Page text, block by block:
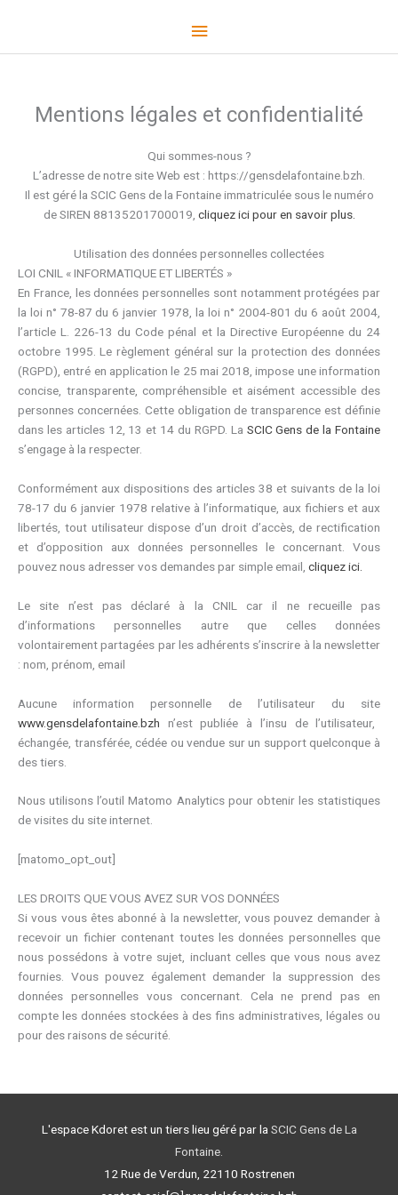
Menu
Mentions légales et confidentialité
Qui sommes-nous ?
L’adresse de notre site Web est : https://gensdelafontaine.bzh.
Il est géré la SCIC Gens de la Fontaine immatriculée sous le numéro
de SIREN 88135201700019, cliquez ici pour en savoir plus.
Utilisation des données personnelles collectées
LOI CNIL « INFORMATIQUE ET LIBERTÉS »
En France, les données personnelles sont notamment protégées par
la loi n° 78-87 du 6 janvier 1978, la loi n° 2004-801 du 6 août 2004,
l’article L. 226-13 du Code pénal et la Directive Européenne du 24
octobre 1995. Le règlement général sur la protection des données
(RGPD), entré en application le 25 mai 2018, impose une information
concise, transparente, compréhensible et aisément accessible des
personnes concernées. Cette obligation de transparence est définie
dans les articles 12, 13 et 14 du RGPD. La SCIC Gens de la Fontaine
s’engage à la respecter.
Conformément aux dispositions des articles 38 et suivants de la loi
78-17 du 6 janvier 1978 relative à l’informatique, aux fichiers et aux
libertés, tout utilisateur dispose d’un droit d’accès, de rectification
et d’opposition aux données personnelles le concernant. Vous
pouvez nous adresser vos demandes par simple email, cliquez ici.
Le site n’est pas déclaré à la CNIL car il ne recueille pas
d’informations personnelles autre que celles données
volontairement partagées par les adhérents s’inscrire à la newsletter
: nom, prénom, email
Aucune information personnelle de l’utilisateur du site
www.gensdelafontaine.bzh n’est publiée à l’insu de l’utilisateur,
échangée, transférée, cédée ou vendue sur un support quelconque à
des tiers.
Nous utilisons l’outil Matomo Analytics pour obtenir les statistiques
de visites du site internet.
[matomo_opt_out]
LES DROITS QUE VOUS AVEZ SUR VOS DONNÉES
Si vous vous êtes abonné à la newsletter, vous pouvez demander à
recevoir un fichier contenant toutes les données personnelles que
nous possédons à votre sujet, incluant celles que vous nous avez
fournies. Vous pouvez également demander la suppression des
données personnelles vous concernant. Cela ne prend pas en
compte les données stockées à des fins administratives, légales ou
pour des raisons de sécurité.
L'espace Kdoret est un tiers lieu géré par laSCIC Gens de La
Fontaine.
12 Rue de Verdun, 22110 Rostrenen